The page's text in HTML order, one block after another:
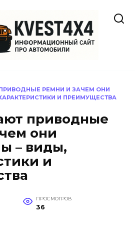
РЕМНИ И ЗАЧЕМ ОНИ
И ПРЕИМУЩЕСТВА
приводные
они
– виды,
и
ПРОСМОТРОВ
36